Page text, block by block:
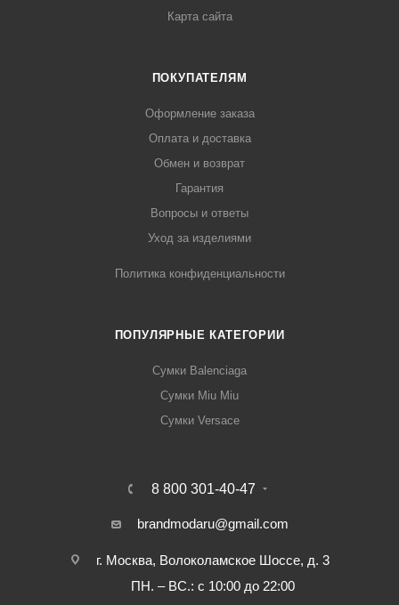
Карта сайта
ПОКУПАТЕЛЯМ
Оформление заказа
Оплата и доставка
Обмен и возврат
Гарантия
Вопросы и ответы
Уход за изделиями
Политика конфиденциальности
ПОПУЛЯРНЫЕ КАТЕГОРИИ
Сумки Balenciaga
Сумки Miu Miu
Сумки Versace
8 800 301-40-47
brandmodaru@gmail.com
г. Москва, Волоколамское Шоссе, д. 3
ПН. – ВС.: с 10:00 до 22:00